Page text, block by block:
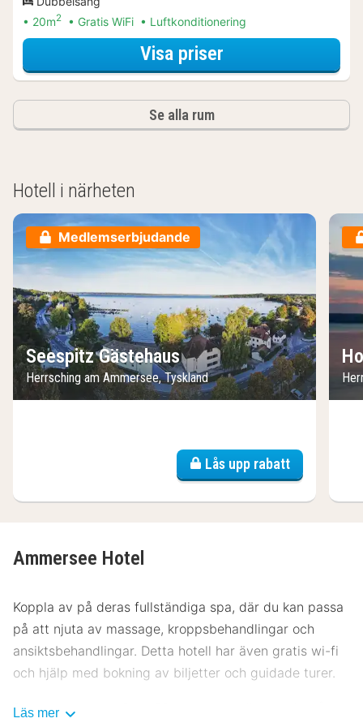
20m2 Gratis WiFi Luftkonditionering
Visa priserför Standard
Se alla rum
Hotell i närheten
Medlemserbjudande
Seespitz Gästehaus
Herrsching am Ammersee, Tyskland
Lås upp rabatt
Ammersee Hotel
Koppla av på deras fullständiga spa, där du kan passa
på att njuta av massage, kroppsbehandlingar och
ansiktsbehandlingar. Detta hotell har även gratis wi-fi
och hjälp med bokning av biljetter och guidade turer.
Deras restaurang Steg 32, som specialiserat sig på
Läs mer